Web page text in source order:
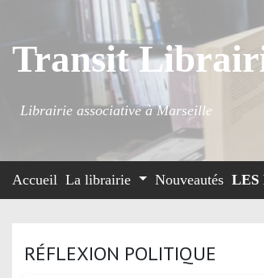
Transit
Librairie associative à Marseille
Accueil La librairie Nouveautés LES
RÉFLEXION POLITIQUE